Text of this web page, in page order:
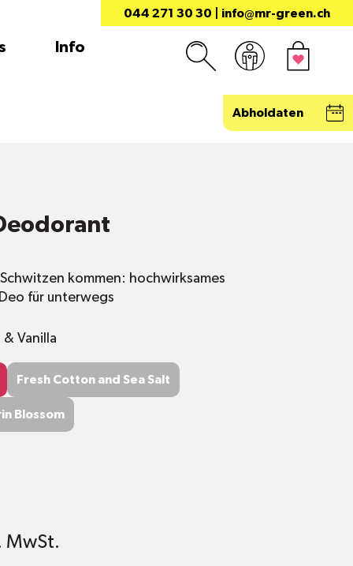
044 271 30 30 info@mr-green.ch
Info
Abholdaten
kommen: hochwirksames
für unterwegs
Vanilla
Fresh Cotton and Sea Salt
Fresh Cotton and Sea Salt
Blossom
Blossom
MwSt.